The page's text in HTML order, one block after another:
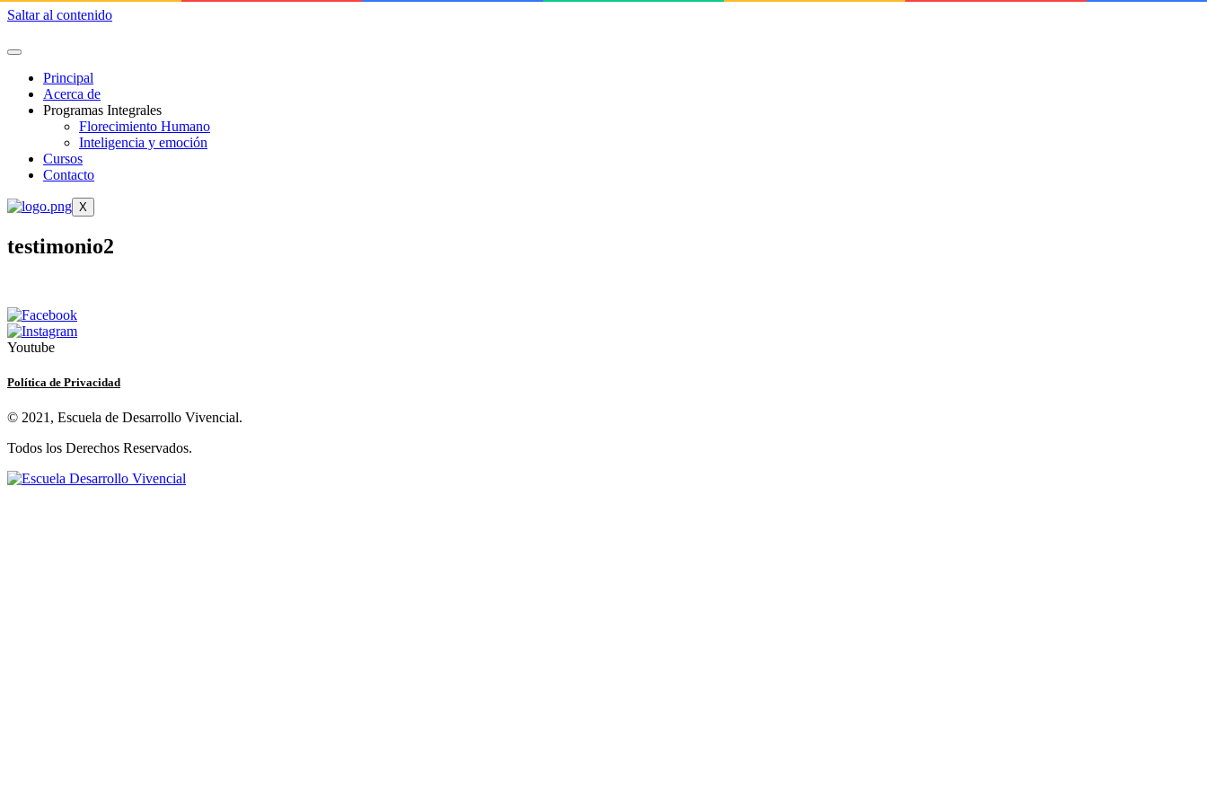
Saltar al contenido
Principal
Acerca de
Programas Integrales
Florecimiento Humano
Inteligencia y emoción
Cursos
Contacto
X
testimonio2
Youtube
Política de Privacidad
© 2021, Escuela de Desarrollo Vivencial.
Todos los Derechos Reservados.